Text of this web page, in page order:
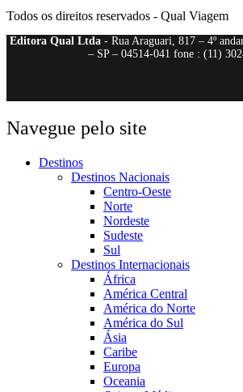
Todos os direitos reservados - Qual Viagem
Editora Qual Ltda- Rua Araguari, 817 – 4º
– SP – 04514-041 fone : (11)
Navegue pelo site
Destinos
Destinos Nacionais
Centro-Oeste
Norte
Nordeste
Sudeste
Sul
Destinos Internacionais
África
América Central
América do Norte
América do Sul
Ásia
Caribe
Europa
Oceania